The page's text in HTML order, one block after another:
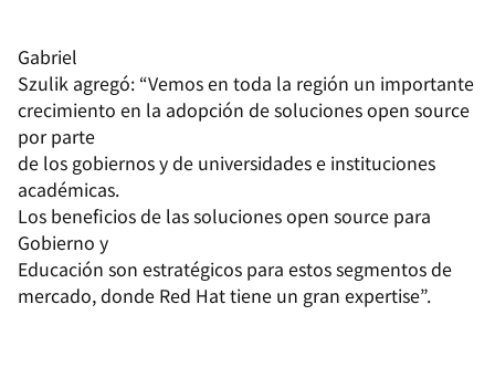
Gabriel
Szulik agregó: “Vemos en toda la región un importante
crecimiento en la adopción de soluciones open source
por parte
de los gobiernos y de universidades e instituciones
académicas.
Los beneficios de las soluciones open source para
Gobierno y
Educación son estratégicos para estos segmentos de
mercado, donde Red Hat tiene un gran expertise”.